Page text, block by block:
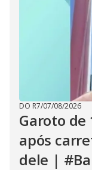
DO R7/07/08/2026
Garoto de
após
dele |